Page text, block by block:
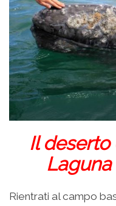
Il deserto
Rientrati al campo